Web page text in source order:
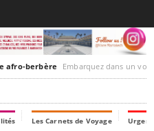
berbère Embarquez dans un voyage culturel dans le
Les Carnets de Voyage